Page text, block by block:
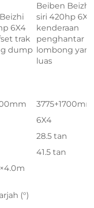
6X4
trak
dump
Beiben Beizhi
siri 420hp 6X4
kenderaan
penghantar
lombong
luas
3775+1700mm
6X4
28.5 tan
41.5 tan
(°)